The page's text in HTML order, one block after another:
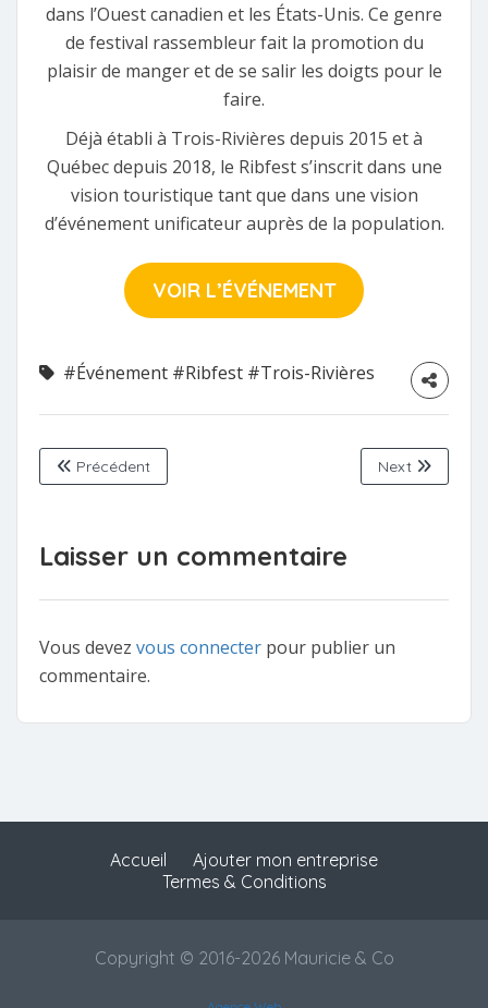
dans l’Ouest canadien et les États-Unis. Ce genre
de festival rassembleur fait la promotion du
plaisir de manger et de se salir les doigts pour le
faire.
Déjà établi à Trois-Rivières depuis 2015 et à
Québec depuis 2018, le Ribfest s’inscrit dans une
vision touristique tant que dans une vision
d’événement unificateur auprès de la population.
VOIR L’ÉVÉNEMENT
#Événement #Ribfest #Trois-Rivières
Précédent Next
Laisser un commentaire
Vous devez vous connecter pour publier un
commentaire.
Accueil
Ajouter mon entreprise
Termes & Conditions
Copyright © 2016-2026 Mauricie & Co